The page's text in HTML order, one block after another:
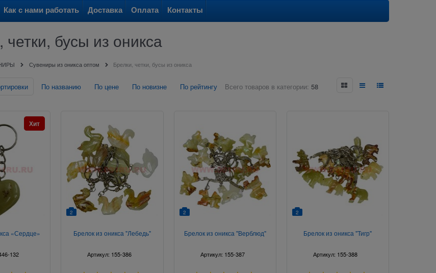
Как с нами работать Доставка Оплата Контакты
четки, бусы из оникса
Сувениры из оникса оптом Брелки, четки, бусы из оникса
По названию По цене По новизне По рейтингу Всего товаров в категории: 58
«Сердце»
132
Хит
2
Брелок из оникса "Лебедь"
Артикул: 155-386
2
Брелок из оникса "Верблюд"
Артикул: 155-387
2
Брелок из оникса "Тигр"
Артикул: 155-388